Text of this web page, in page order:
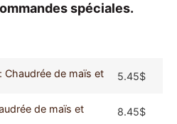
spéciales.
Chaudrée de maïs et
5.45$
de maïs et
8.45$